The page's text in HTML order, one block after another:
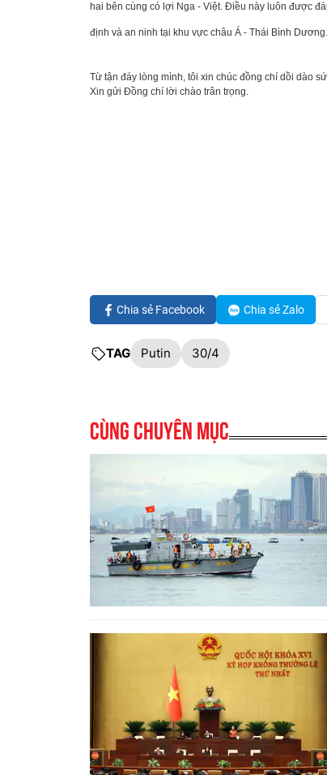
hai bên cùng có lợi Nga - Việt. Điều này luôn được
định và an ninh tại khu vực châu Á - Thái Bình Dương.
Từ tận đáy lòng mình, tôi xin chúc đồng chí dồi dào
Xin gửi Đồng chí lời chào trân trọng.
Chia sẻ Facebook Chia sẻ Zalo
TAG Putin 30/4
Cùng chuyên mục